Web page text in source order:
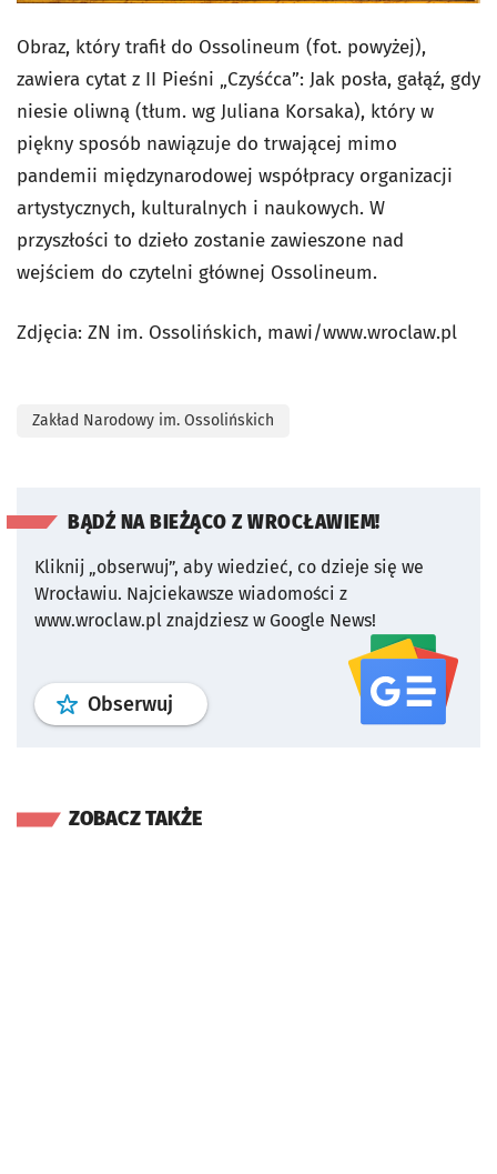
Obraz, który trafił do Ossolineum (fot. powyżej),
zawiera cytat z II Pieśni „Czyśćca”: Jak posła, gałąź, gdy
niesie oliwną (tłum. wg Juliana Korsaka), który w
piękny sposób nawiązuje do trwającej mimo
pandemii międzynarodowej współpracy organizacji
artystycznych, kulturalnych i naukowych. W
przyszłości to dzieło zostanie zawieszone nad
wejściem do czytelni głównej Ossolineum.
Zdjęcia: ZN im. Ossolińskich, mawi/www.wroclaw.pl
Zakład Narodowy im. Ossolińskich
BĄDŹ NA BIEŻĄCO Z WROCŁAWIEM!
Kliknij „obserwuj”, aby wiedzieć, co dzieje się we
Wrocławiu. Najciekawsze wiadomości z
www.wroclaw.pl znajdziesz w Google News!
Obserwuj profil serwisu
ZOBACZ TAKŻE